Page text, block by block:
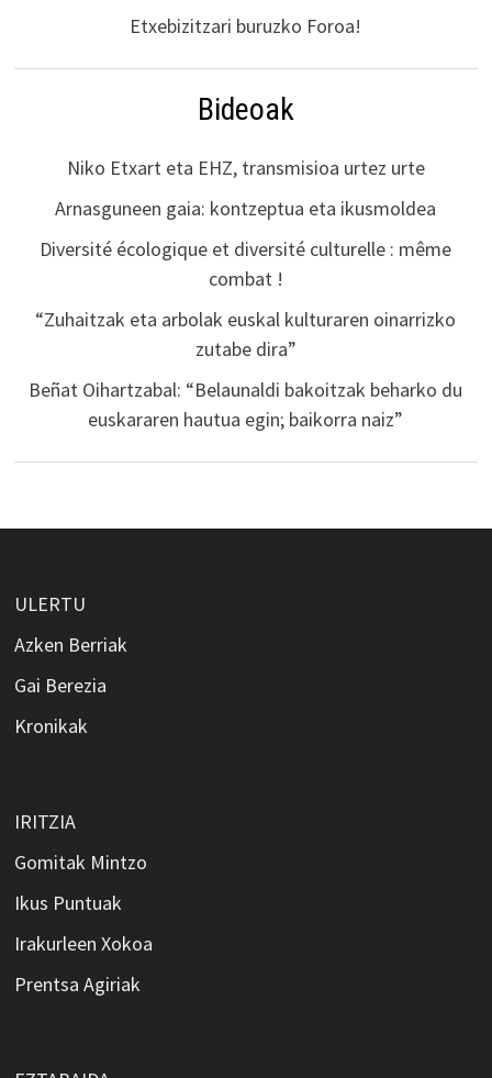
Etxebizitzari buruzko Foroa!
Bideoak
Niko Etxart eta EHZ, transmisioa urtez urte
Arnasguneen gaia: kontzeptua eta ikusmoldea
Diversité écologique et diversité culturelle : même
combat !
“Zuhaitzak eta arbolak euskal kulturaren oinarrizko
zutabe dira”
Beñat Oihartzabal: “Belaunaldi bakoitzak beharko du
euskararen hautua egin; baikorra naiz”
ULERTU
Azken Berriak
Gai Berezia
Kronikak
IRITZIA
Gomitak Mintzo
Ikus Puntuak
Irakurleen Xokoa
Prentsa Agiriak